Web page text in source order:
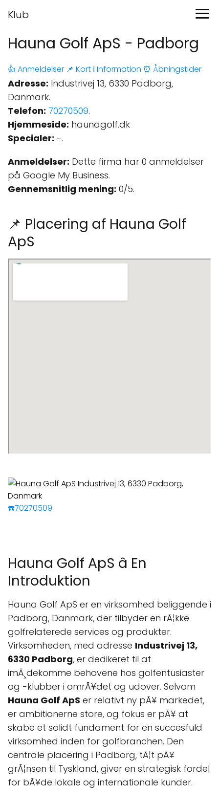
Klub
Hauna Golf ApS - Padborg
👍 Anmeldelser 📌 Kort ℹ️ Information ⏰ Åbningstider
Adresse: Industrivej 13, 6330 Padborg,
Danmark.
Telefon: 70270509.
Hjemmeside: haunagolf.dk
Specialer: -.
Anmeldelser: Dette firma har 0 anmeldelser
på Google My Business.
Gennemsnitlig mening: 0/5.
📌 Placering af Hauna Golf
ApS
☎️70270509
Hauna Golf ApS â En
Introduktion
Hauna Golf ApS er en virksomhed beliggende i
Padborg, Danmark, der tilbyder en rÃ¦kke
golfrelaterede services og produkter.
Virksomheden, med adresse Industrivej 13,
6330 Padborg, er dedikeret til at
imÃ¸dekomme behovene hos golfentusiaster
og -klubber i omrÃ¥det og udover. Selvom
Hauna Golf ApS er relativt ny pÃ¥ markedet,
er ambitionerne store, og fokus er pÃ¥ at
skabe et solidt fundament for en succesfuld
virksomhed inden for golfbranchen. Den
centrale placering i Padborg, tÃ¦t pÃ¥
grÃ¦nsen til Tyskland, giver en strategisk fordel
for bÃ¥de lokale og internationale kunder.